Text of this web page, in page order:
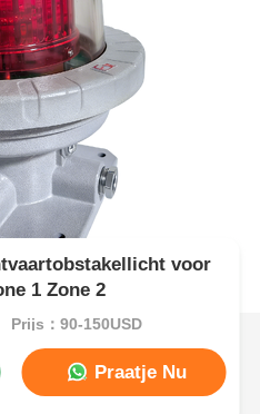
voor
1 Zone 2
Prijs：90-150USD
Praatje Nu